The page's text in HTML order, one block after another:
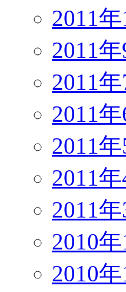
2011年
2011年
2011年
2011年
2011年
2011年
2011年
2010年
2010年